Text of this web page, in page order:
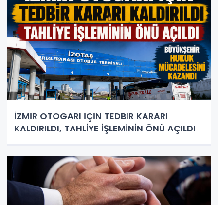
İZMİR OTOGARI İÇİN TEDBİR KARARI
KALDIRILDI, TAHLİYE İŞLEMİNİN ÖNÜ AÇILDI